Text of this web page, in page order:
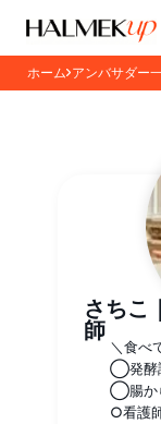
ホーム アンバサダー
さちこ
師
＼食べ
◯発酵
◯腸か
○看護